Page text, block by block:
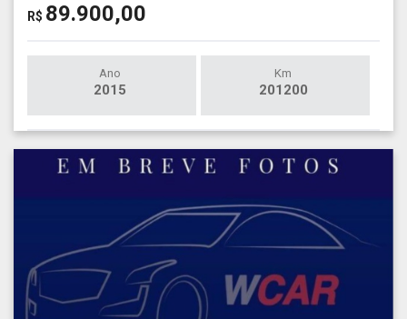
R$ 89.900,00
Ano
2015
Km
201200